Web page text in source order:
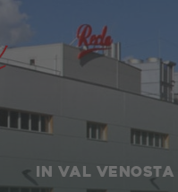
IN VAL VENOSTA